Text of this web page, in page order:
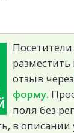
Посетители
отзыв через
форму.
поля без
в